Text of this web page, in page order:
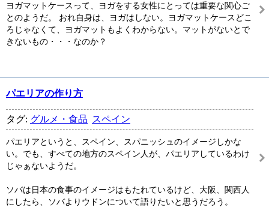
ヨガマットケースって、ヨガをする女性にとっては重要な関心ご
とのようだ。 おれ自身は、ヨガはしない。ヨガマットケースどこ
ろじゃなくて、ヨガマットもよくわからない。マットがないとで
きないもの・・・なのか？
パエリアの作り方
タグ: グルメ・食品 スペイン
パエリアというと、スペイン、スパニッシュのイメージしかな
い。でも、すべての地方のスペイン人が、パエリアしているわけ
じゃぁないようだ。
ソバは日本の食事のイメージはもたれているけど、大阪、関西人
にしたら、ソバよりウドンについて語りたいと思うだろう。